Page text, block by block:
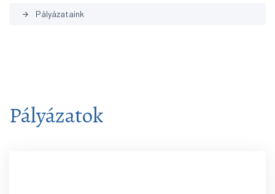
arrow_forward Pályázataink
Pályázatok